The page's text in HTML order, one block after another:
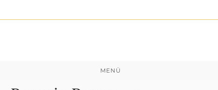
Inhalt
MENÜ